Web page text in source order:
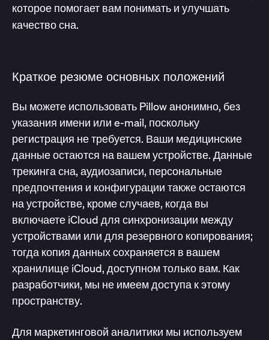
которое помогает вам понимать и улучшать
качество сна.
Краткое резюме основных положений
Вы можете использовать Pillow анонимно, без
указания имени или e-mail, поскольку
регистрация не требуется. Ваши медицинские
данные остаются на вашем устройстве. Данные
трекинга сна, аудиозаписи, персональные
предпочтения и конфигурации также остаются
на устройстве, кроме случаев, когда вы
включаете iCloud для синхронизации между
устройствами или для резервного копирования;
тогда копия данных сохраняется в вашем
хранилище iCloud, доступном только вам. Как
разработчики, мы не имеем доступа к этому
пространству.
Для маркетинговой аналитики мы используем